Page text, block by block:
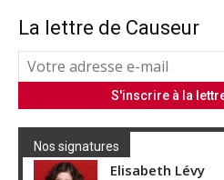
La lettre de Causeur
Nos signatures
Elisabeth Lévy